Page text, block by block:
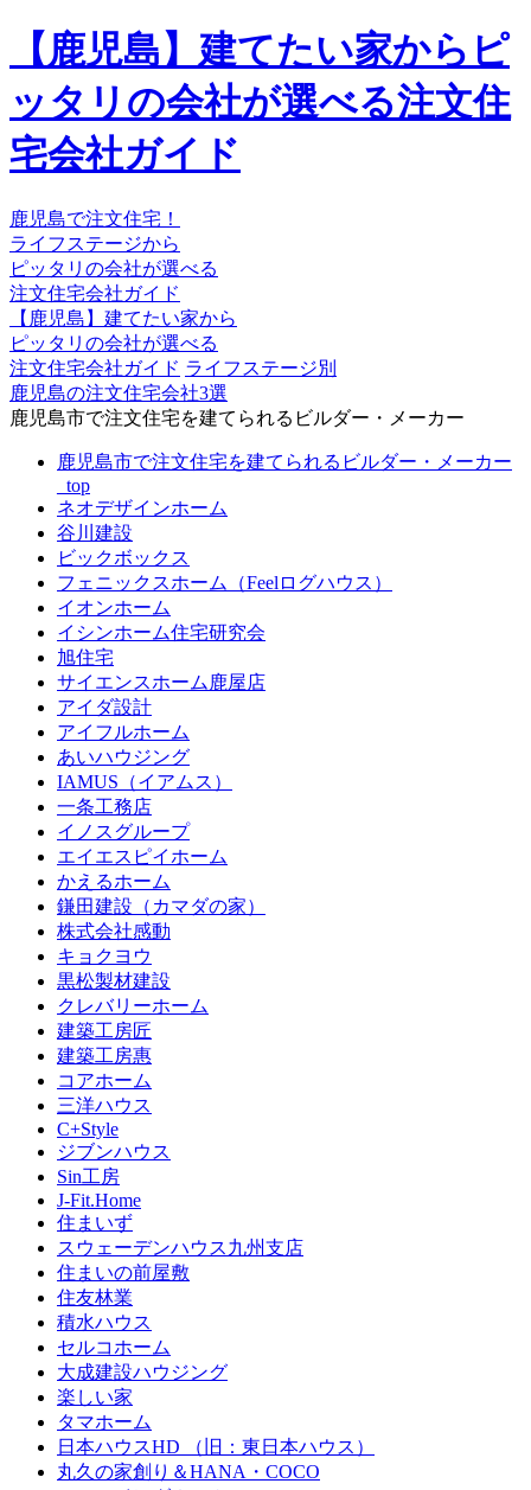
【鹿児島】建てたい家からピ
ッタリの会社が選べる注文住
宅会社ガイド
鹿児島で注文住宅！
ライフステージから
ピッタリの会社が選べる
注文住宅会社ガイド
【鹿児島】建てたい家から
ピッタリの会社が選べる
注文住宅会社ガイド ライフステージ別
鹿児島の注文住宅会社3選
鹿児島市で注文住宅を建てられるビルダー・メーカー
鹿児島市で注文住宅を建てられるビルダー・メーカー
_top
ネオデザインホーム
谷川建設
ビックボックス
フェニックスホーム（Feelログハウス）
イオンホーム
イシンホーム住宅研究会
旭住宅
サイエンスホーム鹿屋店
アイダ設計
アイフルホーム
あいハウジング
IAMUS（イアムス）
一条工務店
イノスグループ
エイエスピイホーム
かえるホーム
鎌田建設（カマダの家）
株式会社感動
キョクヨウ
黒松製材建設
クレバリーホーム
建築工房匠
建築工房惠
コアホーム
三洋ハウス
C+Style
ジブンハウス
Sin工房
J-Fit.Home
住まいず
スウェーデンハウス九州支店
住まいの前屋敷
住友林業
積水ハウス
セルコホーム
大成建設ハウジング
楽しい家
タマホーム
日本ハウスHD （旧：東日本ハウス）
丸久の家創り＆HANA・COCO